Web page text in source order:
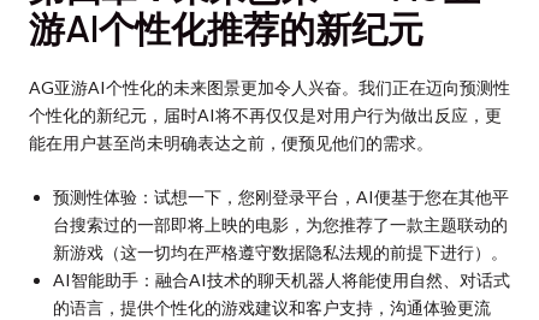
游AI个性化推荐的新纪元
AG亚游AI个性化的未来图景更加令人兴奋。我们正在迈向预测性
个性化的新纪元，届时AI将不再仅仅是对用户行为做出反应，更
能在用户甚至尚未明确表达之前，便预见他们的需求。
预测性体验：试想一下，您刚登录平台，AI便基于您在其他平
台搜索过的一部即将上映的电影，为您推荐了一款主题联动的
新游戏（这一切均在严格遵守数据隐私法规的前提下进行）。
AI智能助手：融合AI技术的聊天机器人将能使用自然、对话式
的语言，提供个性化的游戏建议和客户支持，沟通体验更流